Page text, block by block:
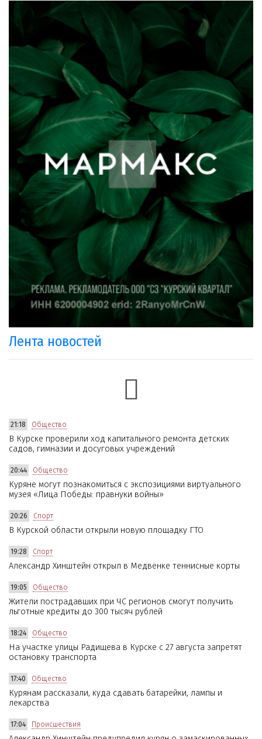
Лента новостей
21:18 Общество
В Курске проверили ход капитального ремонта детских
садов, гимназии и досуговых учреждений
20:44 Общество
Куряне могут познакомиться с экспозициями виртуального
музея «Лица Победы: правнуки войны»
20:26 Спорт
В Курской области открыли новую площадку ГТО
19:28 Спорт
Александр Хинштейн открыл в Медвенке теннисные корты
19:05 Общество
Жители пострадавших при ЧС регионов смогут получить
льготные кредиты до 300 тысяч рублей
18:24 Общество
На участке улицы Радищева в Курске с 27 августа запретят
остановку транспорта
17:40 Общество
Курянам рассказали, куда сдавать батарейки, лампы и
лекарства
17:04 Происшествия